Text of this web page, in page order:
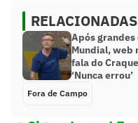
RELACIONADAS
Após grandes
Mundial, web
fala do
‘Nunca errou’
Fora de Campo